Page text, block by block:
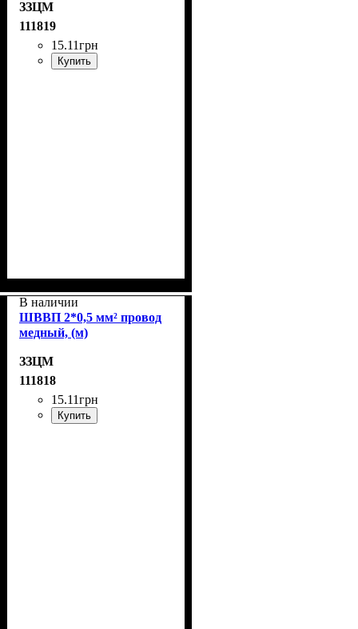
ЗЗЦМ
111819
15.11грн
Купить
В наличии
ШВВП 2*0,5 мм² провод
медный, (м)
ЗЗЦМ
111818
15.11грн
Купить